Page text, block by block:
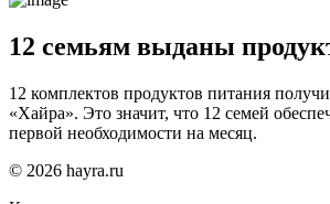
12 семьям выданы
12 комплектов продуктов питания
«Хайра». Это значит, что 12 семей
первой необходимости на месяц.
© 2026 hayra.ru